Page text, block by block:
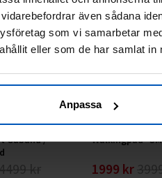
även sådana
som vi samarbetar
eller som de har samlat in
Anpassa
One
Gåband /
kr
FitNord Walk
Walkingpad
1999 kr